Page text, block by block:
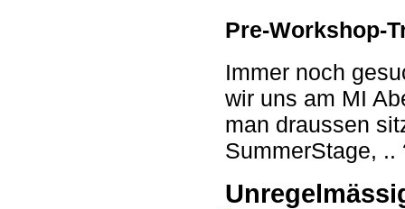
Pre-Workshop-
Immer noch
wir uns am MI
man draussen
SummerStage, ..